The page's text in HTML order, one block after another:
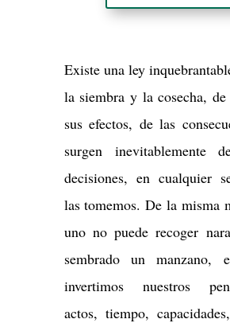
Existe una ley
la siembra y la cosecha,
sus efectos, de las
surgen inevitablemente
decisiones, en cualquier
las tomemos. De la misma
uno no puede recoger
sembrado un manzano,
invertimos nuestros
actos, tiempo,